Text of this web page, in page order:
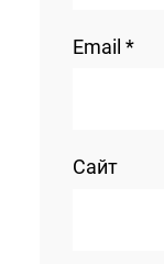
Email *
Сайт